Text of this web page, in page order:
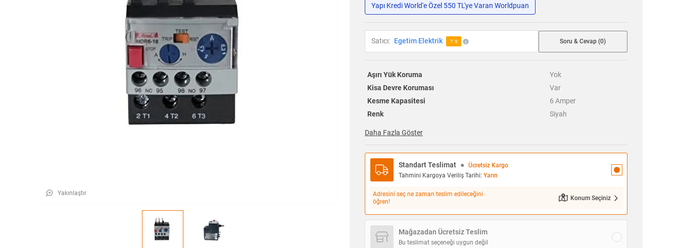
Yakınlaştır
Yapı Kredi World'e Özel 550 TL'ye Varan Worldpuan
Satıcı: Egetim Elektrik 7.9 Soru & Cevap (0)
Aşırı Yük Koruma
Yok
Kisa Devre Koruması
Var
Kesme Kapasitesi
6 Amper
Renk
Siyah
Daha Fazla Göster
Standart Teslimat ●
Ücretsiz Kargo
Tahmini Kargoya Veriliş Tarihi: Yarın
Adresini seç ne zaman teslim edileceğini
öğren!
Konum Seçiniz
Mağazadan Ücretsiz Teslim
Bu teslimat seçeneği uygun değil